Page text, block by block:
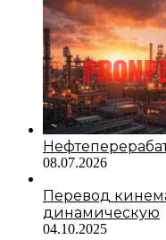
08.07.2026
Перевод
динамическую
04.10.2025